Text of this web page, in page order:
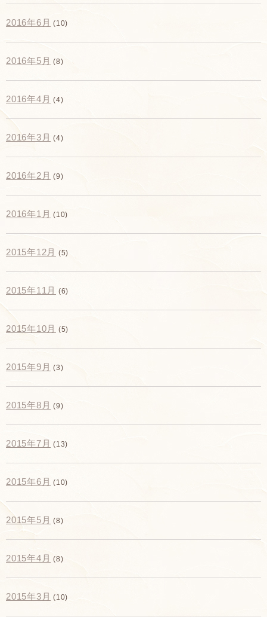
2016年6月 (10)
2016年5月 (8)
2016年4月 (4)
2016年3月 (4)
2016年2月 (9)
2016年1月 (10)
2015年12月 (5)
2015年11月 (6)
2015年10月 (5)
2015年9月 (3)
2015年8月 (9)
2015年7月 (13)
2015年6月 (10)
2015年5月 (8)
2015年4月 (8)
2015年3月 (10)